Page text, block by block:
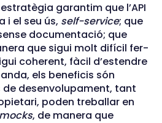
garantim que l’API
i el seu ús, self-service; que
documentació; que
que sigui molt difícil fer-
coherent, fàcil d’estendre
els beneficis són
de desenvolupament, tant
poden treballar en
mocks, de manera que